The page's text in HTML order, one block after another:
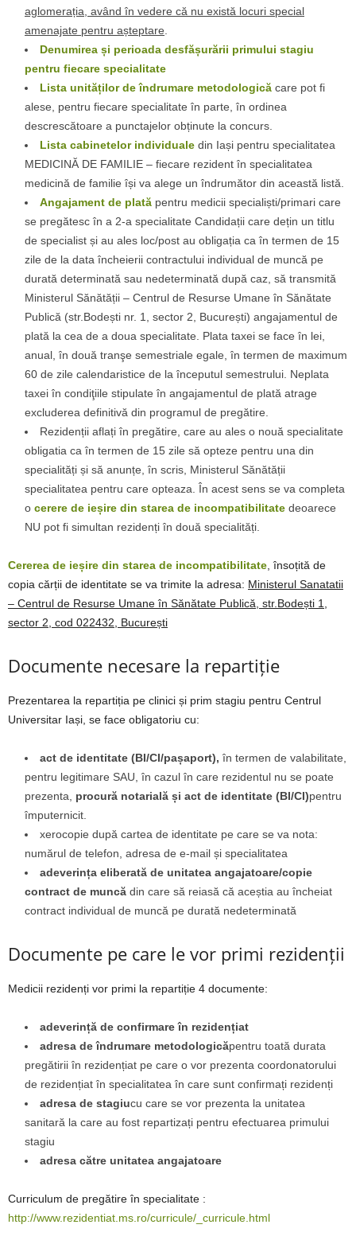
aglomerația, având în vedere că nu există locuri special
amenajate pentru așteptare
Denumirea și perioada desfășurării primului stagiu
pentru fiecare specialitate
Lista unităților de îndrumare metodologică care pot fi
alese, pentru fiecare specialitate în parte, în ordinea
descrescătoare a punctajelor obținute la concurs.
Lista cabinetelor individuale din Iași pentru specialitatea
MEDICINĂ DE FAMILIE – fiecare rezident în specialitatea
medicină de familie își va alege un îndrumător din această listă.
Angajament de plată pentru medicii specialiști/primari care
se pregătesc în a 2-a specialitate Candidații care dețin un titlu
de specialist și au ales loc/post au obligația ca în termen de 15
zile de la data încheierii contractului individual de muncă pe
durată determinată sau nedeterminată după caz, să transmită
Ministerul Sănătății – Centrul de Resurse Umane în Sănătate
Publică (str.Bodești nr. 1, sector 2, București) angajamentul de
plată la cea de a doua specialitate. Plata taxei se face în lei,
anual, în două tranşe semestriale egale, în termen de maximum
60 de zile calendaristice de la începutul semestrului. Neplata
taxei în condiţiile stipulate în angajamentul de plată atrage
excluderea definitivă din programul de pregătire.
Rezidenții aflați în pregătire, care au ales o nouă specialitate
obligatia ca în termen de 15 zile să opteze pentru una din
specialități și să anunțe, în scris, Ministerul Sănătății
specialitatea pentru care opteaza. În acest sens se va completa
o cerere de ieșire din starea de incompatibilitate deoarece
NU pot fi simultan rezidenți în două specialități.
Cererea de ieșire din starea de incompatibilitate , însoțită de
copia cărții de identitate se va trimite la adresa: Ministerul Sanatatii
– Centrul de Resurse Umane în Sănătate Publică, str.Bodești 1,
sector 2, cod 022432, București
Documente necesare la repartiție
Prezentarea la repartiția pe clinici și prim stagiu pentru Centrul
Universitar Iași, se face obligatoriu cu:
act de identitate (BI/CI/pașaport), în termen de valabilitate,
pentru legitimare SAU, în cazul în care rezidentul nu se poate
prezenta, procură notarială și act de identitate (BI/CI)pentru
împuternicit.
xerocopie după cartea de identitate pe care se va nota:
numărul de telefon, adresa de e-mail și specialitatea
adeverința eliberată de unitatea angajatoare/copie
contract de muncă din care să reiasă că aceștia au încheiat
contract individual de muncă pe durată nedeterminată
Documente pe care le vor primi rezidenții
Medicii rezidenți vor primi la repartiție 4 documente:
adeverință de confirmare în rezidențiat
adresa de îndrumare metodologicăpentru toată durata
pregătirii în rezidențiat pe care o vor prezenta coordonatorului
de rezidențiat în specialitatea în care sunt confirmați rezidenți
adresa de stagiucu care se vor prezenta la unitatea
sanitară la care au fost repartizați pentru efectuarea primului
stagiu
adresa către unitatea angajatoare
Curriculum de pregătire în specialitate :
http://www.rezidentiat.ms.ro/curricule/_curricule.html